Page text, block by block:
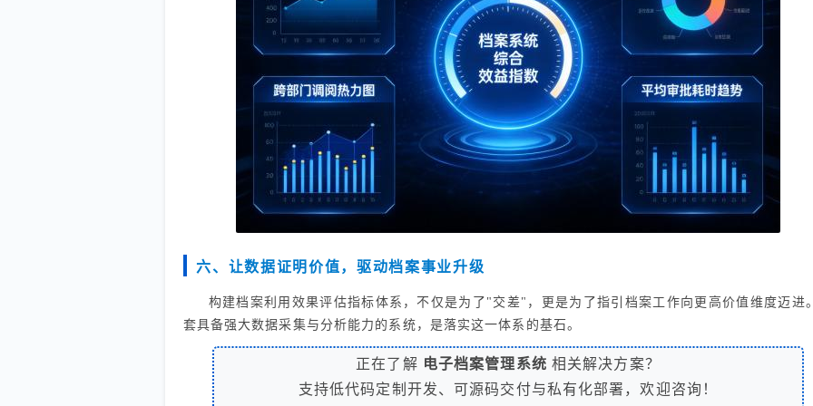
六、让数据证明价值，驱动档案事业升级
构建档案利用效果评估指标体系，不仅是为了"交差"，更是为了指引档案工作向更高价值维度迈进
套具备强大数据采集与分析能力的系统，是落实这一体系的基石。
正在了解 电子档案管理系统 相关解决方案？
支持低代码定制开发、可源码交付与私有化部署，欢迎咨询！